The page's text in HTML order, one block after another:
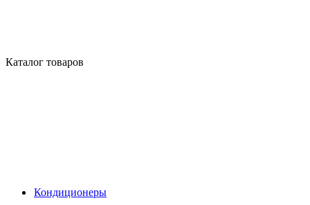
Каталог товаров
Кондиционеры